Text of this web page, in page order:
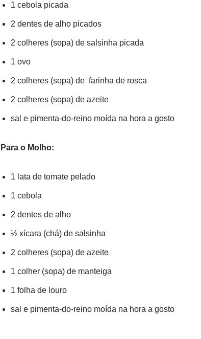
1 cebola picada
2 dentes de alho picados
2 colheres (sopa) de salsinha picada
1 ovo
2 colheres (sopa) de farinha de rosca
2 colheres (sopa) de azeite
sal e pimenta-do-reino moída na hora a gosto
Para o Molho:
1 lata de tomate pelado
1 cebola
2 dentes de alho
½ xícara (chá) de salsinha
2 colheres (sopa) de azeite
1 colher (sopa) de manteiga
1 folha de louro
sal e pimenta-do-reino moída na hora a gosto